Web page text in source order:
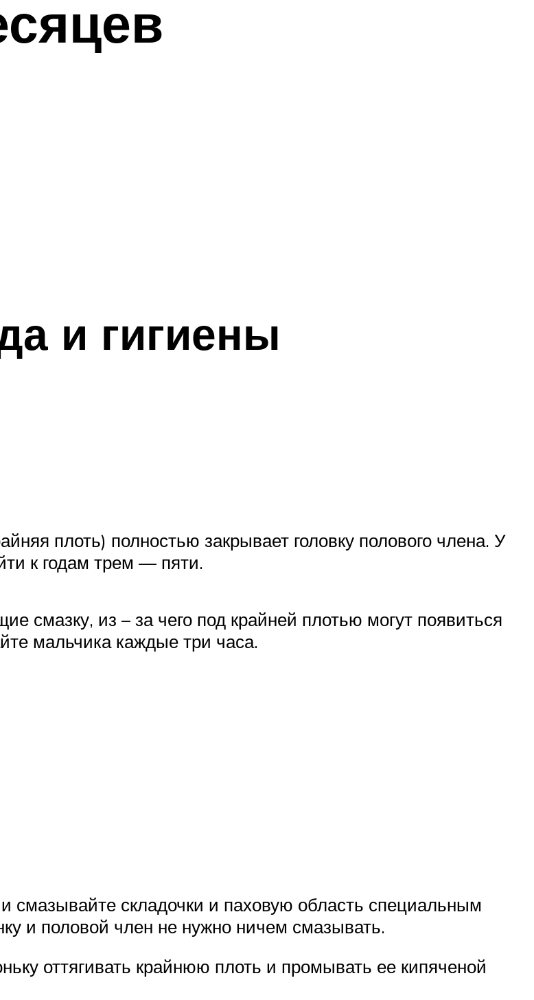
и гигиены
плоть) полностью закрывает головку полового члена. У
к годам трем — пяти.
смазку, из – за чего под крайней плотью могут появиться
мальчика каждые три часа.
смазывайте складочки и паховую область специальным
и половой член не нужно ничем смазывать.
оттягивать крайнюю плоть и промывать ее кипяченой